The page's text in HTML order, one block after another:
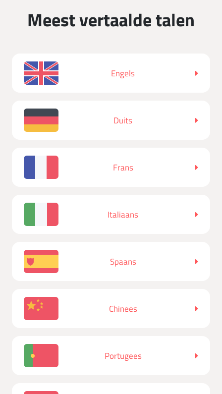
Meest vertaalde talen
Engels
Duits
Frans
Italiaans
Spaans
Chinees
Portugees